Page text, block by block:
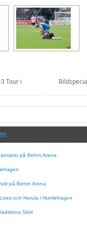
Tour i
på Behrn Arena
på Behrn Arena
och Hurula i Humlehagen
Slott